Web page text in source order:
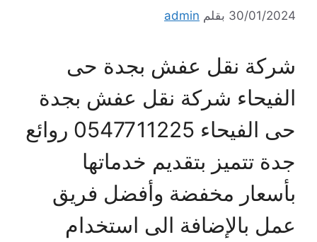
30/01/2024 بقلم admin
شركة نقل عفش بجدة حى
الفيحاء شركة نقل عفش بجدة
حى الفيحاء 0547711225 روائع
جدة تتميز بتقديم خدماتها
بأسعار مخفضة وأفضل فريق
عمل بالإضافة الى استخدام